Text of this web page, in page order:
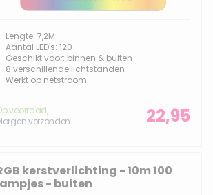
Lengte: 7,2M
Aantal LED's: 120
Geschikt voor: binnen & buiten
8 verschillende lichtstanden
Werkt op netstroom
voorraad,
verzonden
22,95
kerstverlichting - 10m 100
- buiten